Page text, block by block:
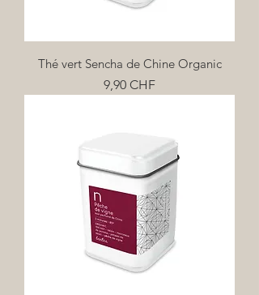
Thé vert Sencha de Chine Organic
Prix
9,90 CHF